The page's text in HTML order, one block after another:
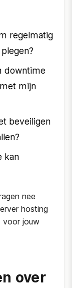
regelmatig
downtime
mijn
beveiligen
kan
nee
hosting
voor jouw
over